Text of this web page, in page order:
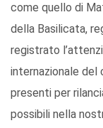
come quello di
della Basilicata,
registrato
internazionale del
presenti per
possibili nella